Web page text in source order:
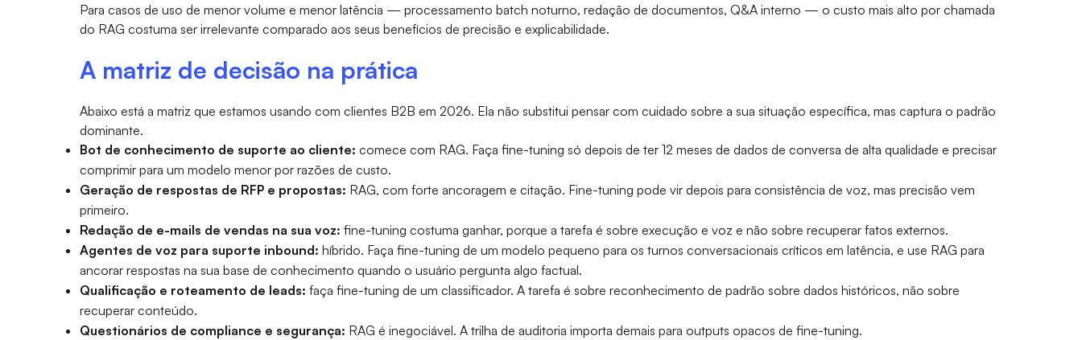
Para casos de uso de menor volume e menor latência — processamento batch noturno, redação de documentos, Q&A interno — o custo mais alto por chamada
do RAG costuma ser irrelevante comparado aos seus benefícios de precisão e explicabilidade.
A matriz de decisão na prática
Abaixo está a matriz que estamos usando com clientes B2B em 2026. Ela não substitui pensar com cuidado sobre a sua situação específica, mas captura o padrão
dominante.
Bot de conhecimento de suporte ao cliente: comece com RAG. Faça fine-tuning só depois de ter 12 meses de dados de conversa de alta qualidade e precisar
comprimir para um modelo menor por razões de custo.
Geração de respostas de RFP e propostas: RAG, com forte ancoragem e citação. Fine-tuning pode vir depois para consistência de voz, mas precisão vem
primeiro.
Redação de e-mails de vendas na sua voz: fine-tuning costuma ganhar, porque a tarefa é sobre execução e voz e não sobre recuperar fatos externos.
Agentes de voz para suporte inbound: híbrido. Faça fine-tuning de um modelo pequeno para os turnos conversacionais críticos em latência, e use RAG para
ancorar respostas na sua base de conhecimento quando o usuário pergunta algo factual.
Qualificação e roteamento de leads: faça fine-tuning de um classificador. A tarefa é sobre reconhecimento de padrão sobre dados históricos, não sobre
recuperar conteúdo.
Questionários de compliance e segurança: RAG é inegociável. A trilha de auditoria importa demais para outputs opacos de fine-tuning.